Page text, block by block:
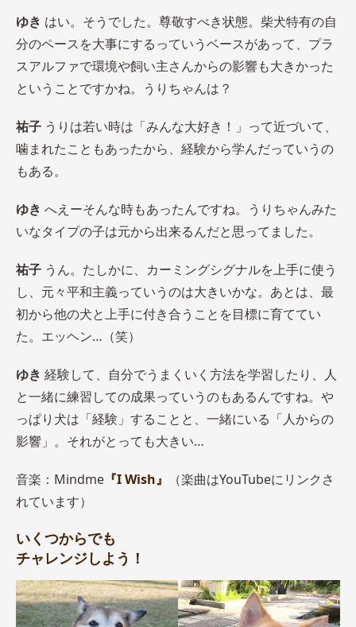
ゆき はい。そうでした。尊敬すべき状態。柴犬特有の自
分のペースを大事にするっていうベースがあって、プラ
スアルファで環境や飼い主さんからの影響も大きかった
ということですかね。うりちゃんは？
祐子 うりは若い時は「みんな大好き！」って近づいて、
噛まれたこともあったから、経験から学んだっていうの
もある。
ゆき へえーそんな時もあったんですね。うりちゃんみた
いなタイプの子は元から出来るんだと思ってました。
祐子 うん。たしかに、カーミングシグナルを上手に使う
し、元々平和主義っていうのは大きいかな。あとは、最
初から他の犬と上手に付き合うことを目標に育ててい
た。エッヘン…（笑）
ゆき 経験して、自分でうまくいく方法を学習したり、人
と一緒に練習しての成果っていうのもあるんですね。や
っぱり犬は「経験」することと、一緒にいる「人からの
影響」。それがとっても大きい…
音楽：Mindme 『I Wish』
（楽曲はYouTubeにリンクさ
れています）
いくつからでも
チャレンジしよう！